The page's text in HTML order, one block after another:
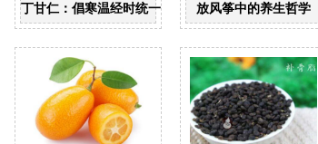
丁甘仁：倡寒温经时统一 创近代中医教育放风筝中的养生哲学